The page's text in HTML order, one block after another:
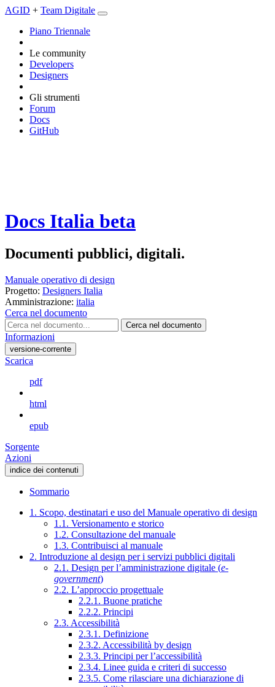
AGID + Team Digitale
Piano Triennale
Le community
Developers
Designers
Gli strumenti
Forum
Docs
GitHub
Docs Italia beta
Documenti pubblici, digitali.
Manuale operativo di design
Progetto: Designers Italia
Amministrazione: italia
Cerca nel documento
Cerca nel documento
Informazioni
versione-corrente
Scarica
pdf
html
epub
Sorgente
Azioni
indice dei contenuti
Sommario
1. Scopo, destinatari e uso del Manuale operativo di design
1.1. Versionamento e storico
1.2. Consultazione del manuale
1.3. Contribuisci al manuale
2. Introduzione al design per i servizi pubblici digitali
2.1. Design per l’amministrazione digitale (e-
government)
2.2. L’approccio progettuale
2.2.1. Buone pratiche
2.2.2. Principi
2.3. Accessibilità
2.3.1. Definizione
2.3.2. Accessibilità by design
2.3.3. Principi per l’accessibilità
2.3.4. Linee guida e criteri di successo
2.3.5. Come rilasciare una dichiarazione di